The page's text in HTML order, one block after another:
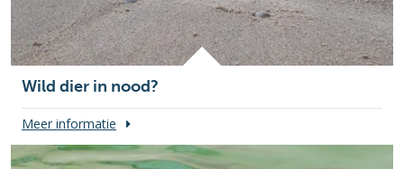
Wild dier in nood?
Meer informatie